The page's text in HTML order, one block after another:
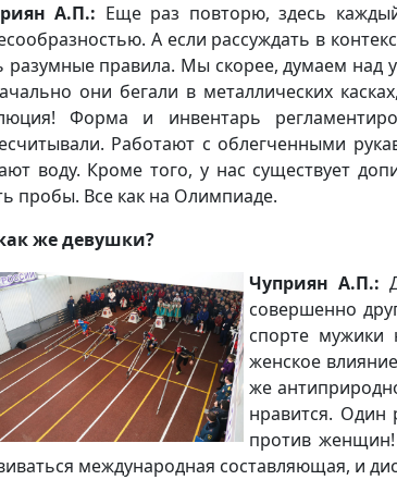
А.П.: Еще раз повторю, здесь
А если рассуждать в
разумные правила. Мы скорее, думаем
они бегали в металлических
Форма и инвентарь
Работают с облегченными
воду. Кроме того, у нас существует
пробы. Все как на Олимпиаде.
же девушки?
Чуприян А.П.:
совершенно
спорте
женское
же
нравится. Один
против женщин!
международная составляющая, и